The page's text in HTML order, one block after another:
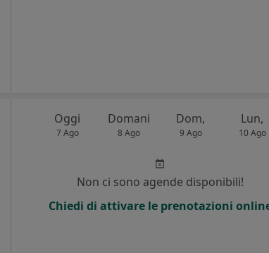
Oggi
7 Ago
Domani
8 Ago
Dom,
9 Ago
Lun,
10 Ago
Non ci sono agende disponibili!
Chiedi di attivare le prenotazioni